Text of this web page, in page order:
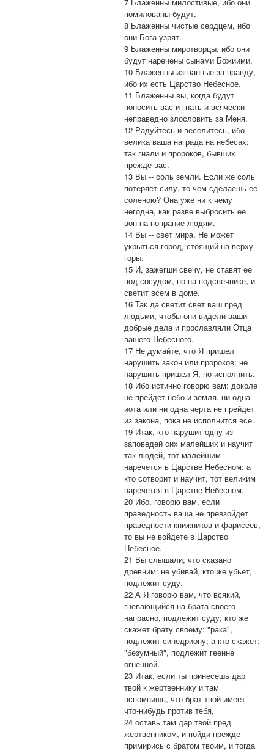
помилованы будут.
8 Блаженны чистые сердцем, ибо
они Бога узрят.
9 Блаженны миротворцы, ибо они
будут наречены сынами Божиими.
10 Блаженны изгнанные за правду,
ибо их есть Царство Небесное.
11 Блаженны вы, когда будут
поносить вас и гнать и всячески
неправедно злословить за Меня.
12 Радуйтесь и веселитесь, ибо
велика ваша награда на небесах:
так гнали и пророков, бывших
прежде вас.
13 Вы -- соль земли. Если же соль
потеряет силу, то чем сделаешь ее
соленою? Она уже ни к чему
негодна, как разве выбросить ее
вон на попрание людям.
14 Вы -- свет мира. Не может
укрыться город, стоящий на верху
горы.
15 И, зажегши свечу, не ставят ее
под сосудом, но на подсвечнике, и
светит всем в доме.
16 Так да светит свет ваш пред
людьми, чтобы они видели ваши
добрые дела и прославляли Отца
вашего Небесного.
17 Не думайте, что Я пришел
нарушить закон или пророков: не
нарушить пришел Я, но исполнить.
18 Ибо истинно говорю вам: доколе
не прейдет небо и земля, ни одна
иота или ни одна черта не прейдет
из закона, пока не исполнится все.
19 Итак, кто нарушит одну из
заповедей сих малейших и научит
так людей, тот малейшим
наречется в Царстве Небесном; а
кто сотворит и научит, тот великим
наречется в Царстве Небесном.
20 Ибо, говорю вам, если
праведность ваша не превзойдет
праведности книжников и фарисеев,
то вы не войдете в Царство
Небесное.
21 Вы слышали, что сказано
древним: не убивай, кто же убьет,
подлежит суду.
22 А Я говорю вам, что всякий,
гневающийся на брата своего
напрасно, подлежит суду; кто же
скажет брату своему: "рака",
подлежит синедриону; а кто скажет:
"безумный", подлежит геенне
огненной.
23 Итак, если ты принесешь дар
твой к жертвеннику и там
вспомнишь, что брат твой имеет
что-нибудь против тебя,
24 оставь там дар твой пред
жертвенником, и пойди прежде
примирись с братом твоим, и тогда